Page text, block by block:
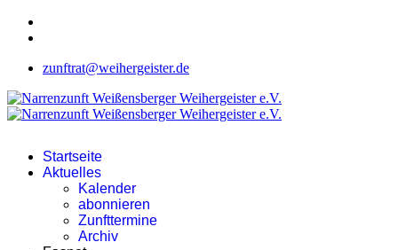
zunftrat@weihergeister.de
Startseite
Aktuelles
Kalender
abonnieren
Zunfttermine
Archiv